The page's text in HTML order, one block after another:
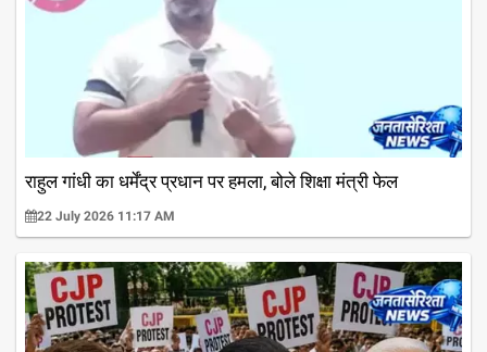
राहुल गांधी का धर्मेंद्र प्रधान पर हमला, बोले शिक्षा मंत्री फेल
22 July 2026 11:17 AM